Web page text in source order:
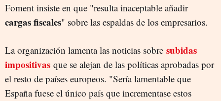
Foment insiste en que "resulta inaceptable añadir
cargasfiscales" sobre las espaldas de los empresarios.
La organización lamenta las noticias sobre subidas
impositivas que se alejan de las políticas aprobadas por
el resto de países europeos. "Sería lamentable que
España fuese el único país que incrementase estos